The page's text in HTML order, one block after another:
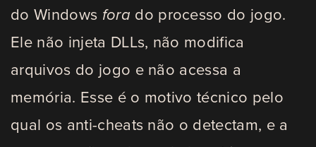
do Windows fora do processo do jogo.
Ele não injeta DLLs, não modifica
arquivos do jogo e não acessa a
memória. Esse é o motivo técnico pelo
qual os anti-cheats não o detectam, e a